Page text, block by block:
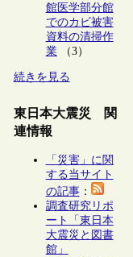
館医学部分館
でのカビ被害
資料の清掃作
業（3）
続きを見る
東日本大震災 関
連情報
「災害」に関
する当サイト
の記事：
調査研究リポ
ート「東日本
大震災と図書
館」